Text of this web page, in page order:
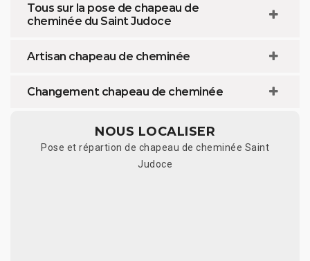
Tous sur la pose de chapeau de
cheminée du Saint Judoce
Artisan chapeau de cheminée
Changement chapeau de cheminée
NOUS LOCALISER
Pose et répartion de chapeau de cheminée Saint
Judoce